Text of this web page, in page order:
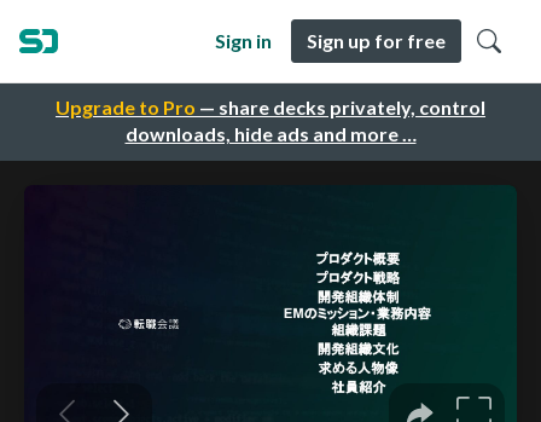
Upgrade to Pro — share decks privately, control
downloads, hide ads and more …
Sign in Sign up for free